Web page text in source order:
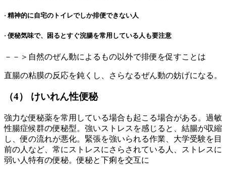
· 精神的に自宅のトイレでしか排便できない人
· 便秘気味で、困るとすぐ浣腸を常用している人も要注意
－－＞自然のぜん動によるもの以外で排便を促すことは
直腸の粘膜の反応を鈍くし、さらなるぜん動の妨げになる。
（4） けいれん性便秘
強力な便秘薬を常用している場合も起こる場合がある。過敏
性腸症候群の便秘型。強いストレスを感じると、結腸が収縮
し、便の流れが悪化。緊張を強いられる作業、大学受験を目
前の人など、常にストレスにさらされている人、ストレスに
弱い人特有の便秘。便秘と下痢を交互に